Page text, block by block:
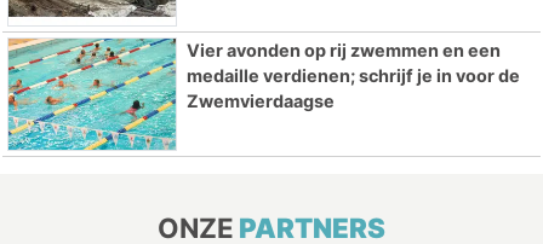
Vier avonden op rij zwemmen en een
medaille verdienen; schrijf je in voor de
Zwemvierdaagse
ONZE PARTNERS